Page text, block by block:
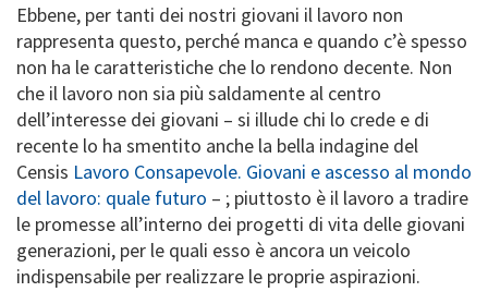
Ebbene, per tanti dei nostri giovani il lavoro non
rappresenta questo, perché manca e quando c’è spesso
non ha le caratteristiche che lo rendono decente. Non
che il lavoro non sia più saldamente al centro
dell’interesse dei giovani – si illude chi lo crede e di
recente lo ha smentito anche la bella indagine del
Censis Lavoro Consapevole. Giovani e ascesso al mondo
del lavoro: quale futuro – ; piuttosto è il lavoro a tradire
le promesse all’interno dei progetti di vita delle giovani
generazioni, per le quali esso è ancora un veicolo
indispensabile per realizzare le proprie aspirazioni.